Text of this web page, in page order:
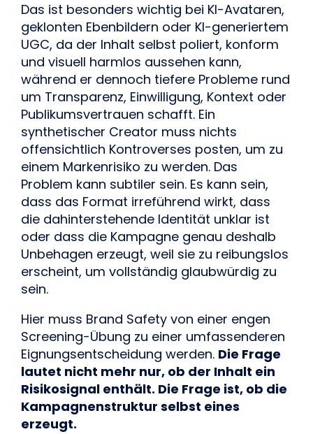
Das ist besonders wichtig bei KI-Avataren,
geklonten Ebenbildern oder KI-generiertem
UGC, da der Inhalt selbst poliert, konform
und visuell harmlos aussehen kann,
während er dennoch tiefere Probleme rund
um Transparenz, Einwilligung, Kontext oder
Publikumsvertrauen schafft. Ein
synthetischer Creator muss nichts
offensichtlich Kontroverses posten, um zu
einem Markenrisiko zu werden. Das
Problem kann subtiler sein. Es kann sein,
dass das Format irreführend wirkt, dass
die dahinterstehende Identität unklar ist
oder dass die Kampagne genau deshalb
Unbehagen erzeugt, weil sie zu reibungslos
erscheint, um vollständig glaubwürdig zu
sein.
Hier muss Brand Safety von einer engen
Screening-Übung zu einer umfassenderen
Eignungsentscheidung werden. Die Frage
lautet nicht mehr nur, ob der Inhalt ein
Risikosignal enthält. Die Frage ist, ob die
Kampagnenstruktur selbst eines
erzeugt.